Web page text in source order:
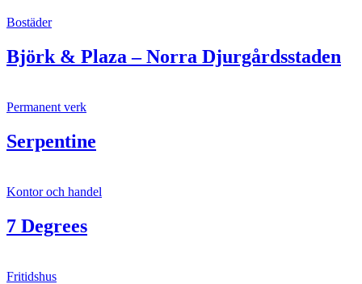
Bostäder
Björk & Plaza – Norra Djurgårdsstaden
Permanent verk
Serpentine
Kontor och handel
7 Degrees
Fritidshus